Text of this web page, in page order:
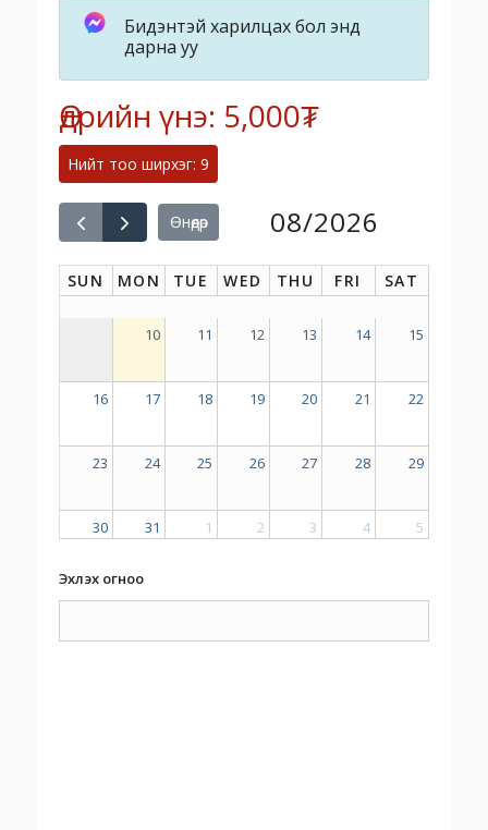
Бидэнтэй харилцах бол энд
дарна уу
Өдрийн үнэ: 5,000₮
Нийт тоо ширхэг: 9
Өнөөдөр 08/2026
SUN MON TUE WED THU FRI SAT
10 11 12 13 14 15
16 17 18 19 20 21 22
23 24 25 26 27 28 29
30 31 1 2 3 4 5
Эхлэх огноо